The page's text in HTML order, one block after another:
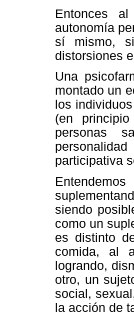
Entonces
autonomía
sí mismo,
distorsiones
Una
montado un
los
(en
personas
participativa
siendo
como un
es distinto
comida, al
logrando,
otro, un
social,
la acción de